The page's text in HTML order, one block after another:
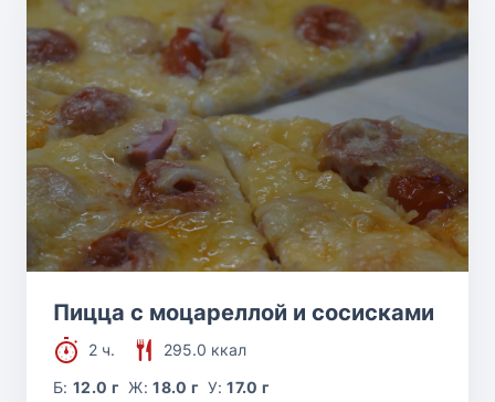
Пицца с моцареллой и сосисками
2 ч.
295.0 ккал
Б:12.0 г Ж:18.0 г У:17.0 г